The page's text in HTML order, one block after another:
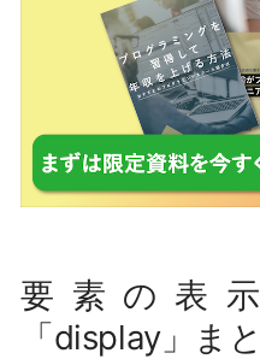
要素の表
「display」ま